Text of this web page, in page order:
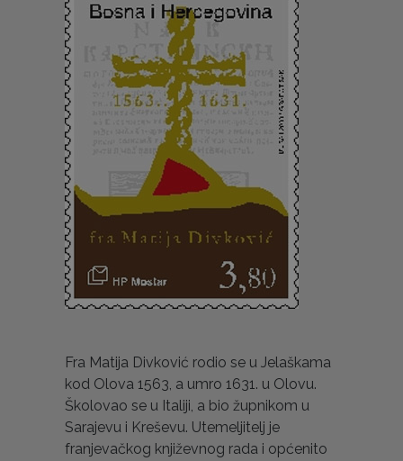
Fra Matija Divković rodio se u Jelaškama
kod Olova 1563, a umro 1631. u Olovu.
Školovao se u Italiji, a bio župnikom u
Sarajevu i Kreševu. Utemeljitelj je
franjevačkog književnog rada i općenito